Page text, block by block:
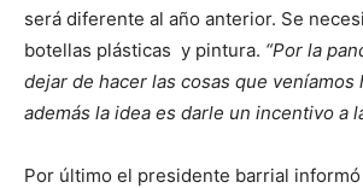
será diferente al año anterior. Se
botellas plásticas y pintura. “Por la
dejar de hacer las cosas que veníamos
además la idea es darle un incentivo a
Por último el presidente barrial